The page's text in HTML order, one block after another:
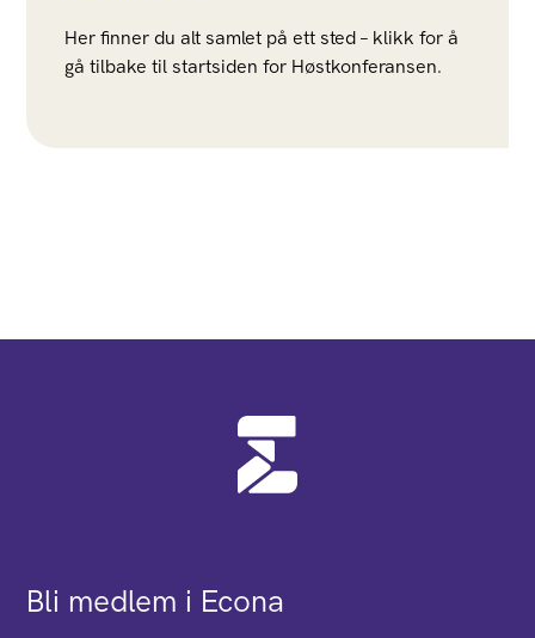
Her finner du alt samlet på ett sted – klikk for å
gå tilbake til startsiden for Høstkonferansen.
Bli medlem i Econa